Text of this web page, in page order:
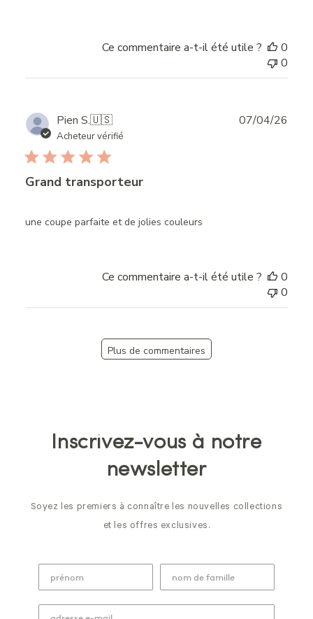
Ce commentaire a-t-il été utile ?
0
0
Pien S.🇺🇸
Acheteur vérifié
Grand transporteur
une coupe parfaite et de jolies couleurs
07/04/26
Ce commentaire a-t-il été utile ?
0
0
Plus de commentaires
Inscrivez-vous à notre
newsletter
Soyez les premiers à connaître les nouvelles collections
et les offres exclusives.